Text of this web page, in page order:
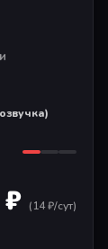
(14₽/сут)